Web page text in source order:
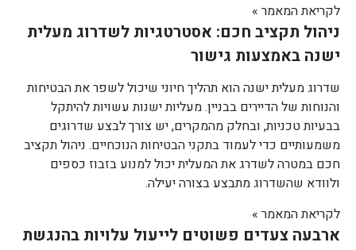
לקריאת המאמר »
ניהול תקציב חכם: אסטרטגיות לשדרוג מעלית
ישנה באמצעות גישור
שדרוג מעלית ישנה הוא תהליך חיוני שיכול לשפר את הבטיחות
והנוחות של הדיירים בבניין. מעליות ישנות עשויות להיתקל
בבעיות טכניות, ובחלק מהמקרים, יש צורך לבצע שדרוגים
משמעותיים כדי לעמוד בתקני הבטיחות הנוכחיים. ניהול תקציב
חכם במטרה לשדרג את המעלית יכול למנוע בזבוז כספים
ולוודא שהשדרוג מתבצע בצורה יעילה.
לקריאת המאמר »
ארבעה צעדים פשוטים לייעול עלויות בהנגשת